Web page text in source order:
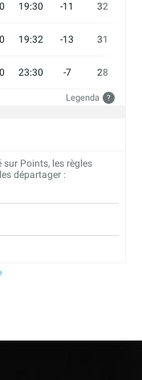
19:30 -11 32
19:32 -13 31
23:30 -7 28
Legenda ?
Points, les règles
départager :